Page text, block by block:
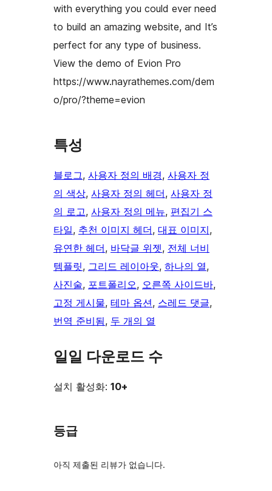
with everything you could ever need
to build an amazing website, and It’s
perfect for any type of business.
View the demo of Evion Pro
https://www.nayrathemes.com/dem
o/pro/?theme=evion
특성
블로그, 사용자 정의 배경, 사용자 정
의 색상, 사용자 정의 헤더, 사용자 정
의 로고, 사용자 정의 메뉴, 편집기 스
타일, 추천 이미지 헤더, 대표 이미지
유연한 헤더, 바닥글 위젯, 전체 너비
템플릿, 그리드 레이아웃, 하나의 열
사진술, 포트폴리오, 오른쪽 사이드바
고정 게시물, 테마 옵션, 스레드 댓글
번역 준비됨, 두 개의 열
일일 다운로드 수
설치 활성화: 10+
등급
아직 제출된 리뷰가 없습니다.